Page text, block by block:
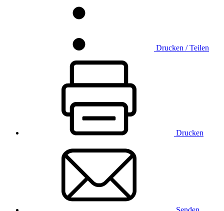
Drucken / Teilen
Drucken